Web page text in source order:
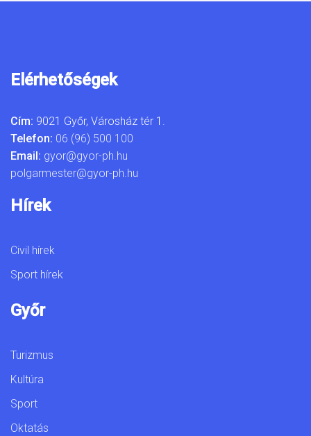
Elérhetőségek
Cím: 9021 Győr, Városház tér 1.
Telefon: 06 (96) 500 100
Email: gyor@gyor-ph.hu
polgarmester@gyor-ph.hu
Hírek
Civil hírek
Sport hírek
Győr
Turizmus
Kultúra
Sport
Oktatás